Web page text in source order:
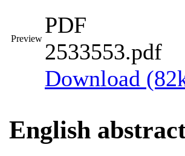
Preview
PDF
2533553.pdf
Download
English